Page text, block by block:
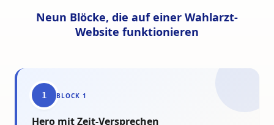
Neun Blöcke, die auf einer Wahlarzt-
Website funktionieren
1 BLOCK 1
Hero mit Zeit-Versprechen